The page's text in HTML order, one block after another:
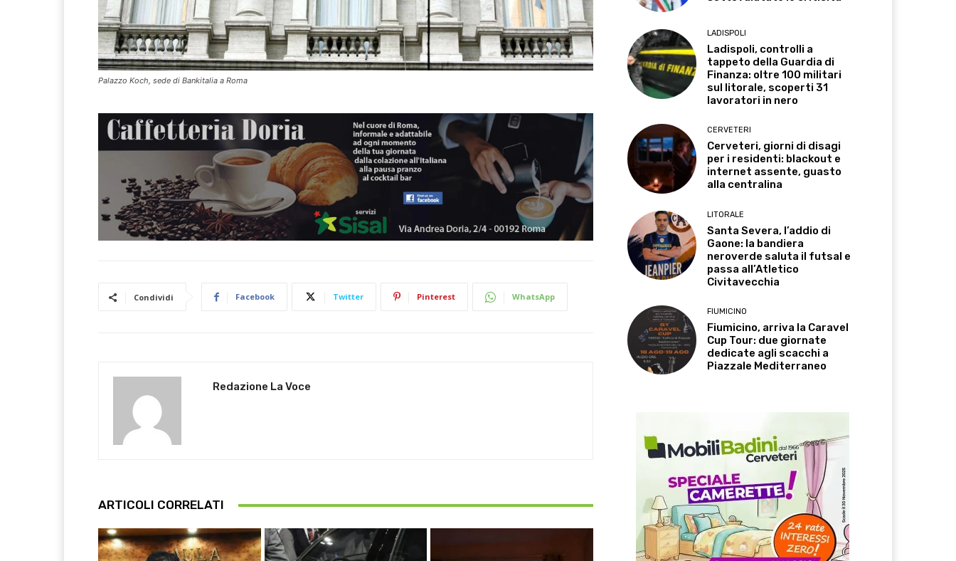
Palazzo Koch, sede di Bankitalia a Roma
Condividi Facebook Twitter Pinterest WhatsApp
Redazione La Voce
ARTICOLI CORRELATI
LADISPOLI
Ladispoli, controlli a
tappeto della Guardia di
Finanza: oltre 100 militari
sul litorale, scoperti 31
lavoratori in nero
CERVETERI
Cerveteri, giorni di disagi
per i residenti: blackout e
internet assente, guasto
alla centralina
LITORALE
Santa Severa, l’addio di
Gaone: la bandiera
neroverde saluta il futsal e
passa all’Atletico
Civitavecchia
FIUMICINO
Fiumicino, arriva la Caravel
Cup Tour: due giornate
dedicate agli scacchi a
Piazzale Mediterraneo